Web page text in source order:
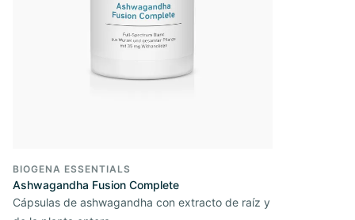
BIOGENA ESSENTIALS
Ashwagandha Fusion Complete
Cápsulas de ashwagandha con extracto de raíz y